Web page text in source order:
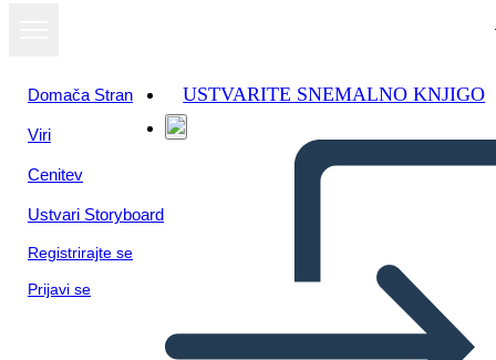
Domača Stran
Viri
Cenitev
Ustvari Storyboard
Registrirajte se
Prijavi se
USTVARITE SNEMALNO KNJIGO